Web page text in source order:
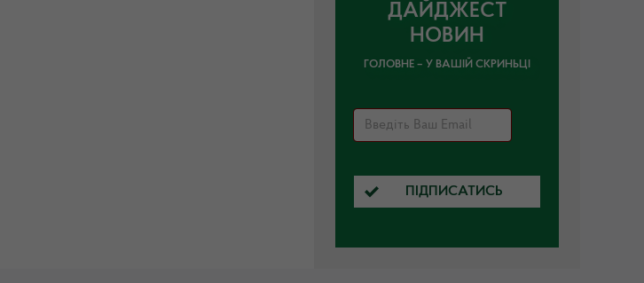
ДАЙДЖЕСТ
НОВИН
ГОЛОВНЕ – У ВАШІЙ СКРИНЬЦІ
ПІДПИСАТИСЬ